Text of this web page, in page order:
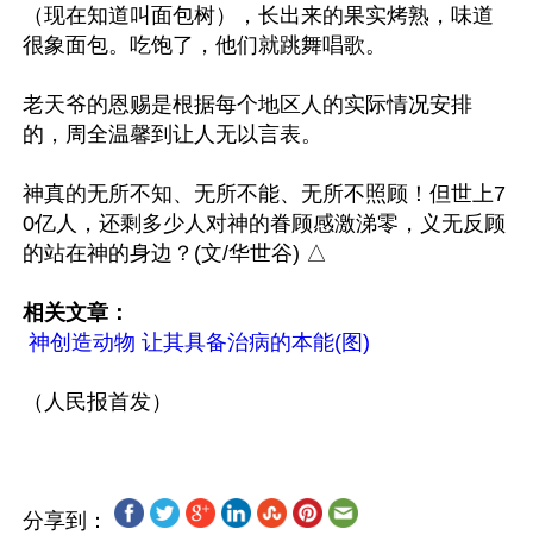
（现在知道叫面包树），长出来的果实烤熟，味道
很象面包。吃饱了，他们就跳舞唱歌。
老天爷的恩赐是根据每个地区人的实际情况安排
的，周全温馨到让人无以言表。
神真的无所不知、无所不能、无所不照顾！但世上7
0亿人，还剩多少人对神的眷顾感激涕零，义无反顾
的站在神的身边？(文/华世谷) △
相关文章：
神创造动物 让其具备治病的本能(图)
分享到：